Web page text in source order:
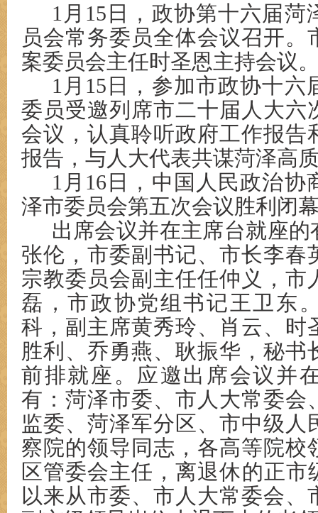
1月15日，政协第十六届菏
员会常务委员全体会议召开。
案委员会主任时圣恩主持会议
1月15日，参加市政协十六
委员受邀列席市二十届人大六
会议，认真聆听政府工作报告
报告，与人大代表共谋菏泽高
1月16日，中国人民政治协
泽市委员会第五次会议胜利闭
出席会议并在主席台就座
张伦，市委副书记、市长李春
宗教委员会副主任任仲义，市
磊，市政协党组书记王卫东
科，副主席黄秀玲、肖云、时
胜利、乔勇燕、耿振华，秘书
前排就座。应邀出席会议并
有：菏泽市委、市人大常委会
监委、菏泽军分区、市中级人
察院的领导同志，各高等院校
区管委会主任，离退休的正市
以来从市委、市人大常委会、